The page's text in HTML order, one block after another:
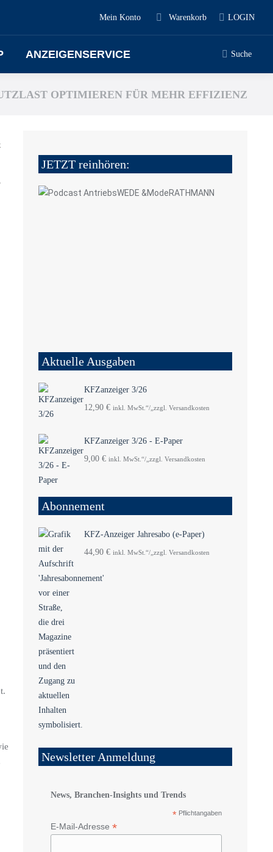
Mein Konto Warenkorb LOGIN
ANZEIGENSERVICE Suche
OPTIMIEREN FÜR MEHR EFFIZIENZ
JETZT reinhören:
Aktuelle Ausgaben
KFZanzeiger 3/26
12,90 € inkl. MwSt.“/„zzgl. Versandkosten
KFZanzeiger 3/26 - E-Paper
9,00 € inkl. MwSt.“/„zzgl. Versandkosten
Abonnement
KFZ-Anzeiger Jahresabo (e-Paper)
44,90 € inkl. MwSt.“/„zzgl. Versandkosten
Newsletter Anmeldung
News, Branchen-Insights und Trends
* Pflichtangaben
E-Mail-Adresse *